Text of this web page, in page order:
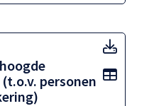
personen
Toon